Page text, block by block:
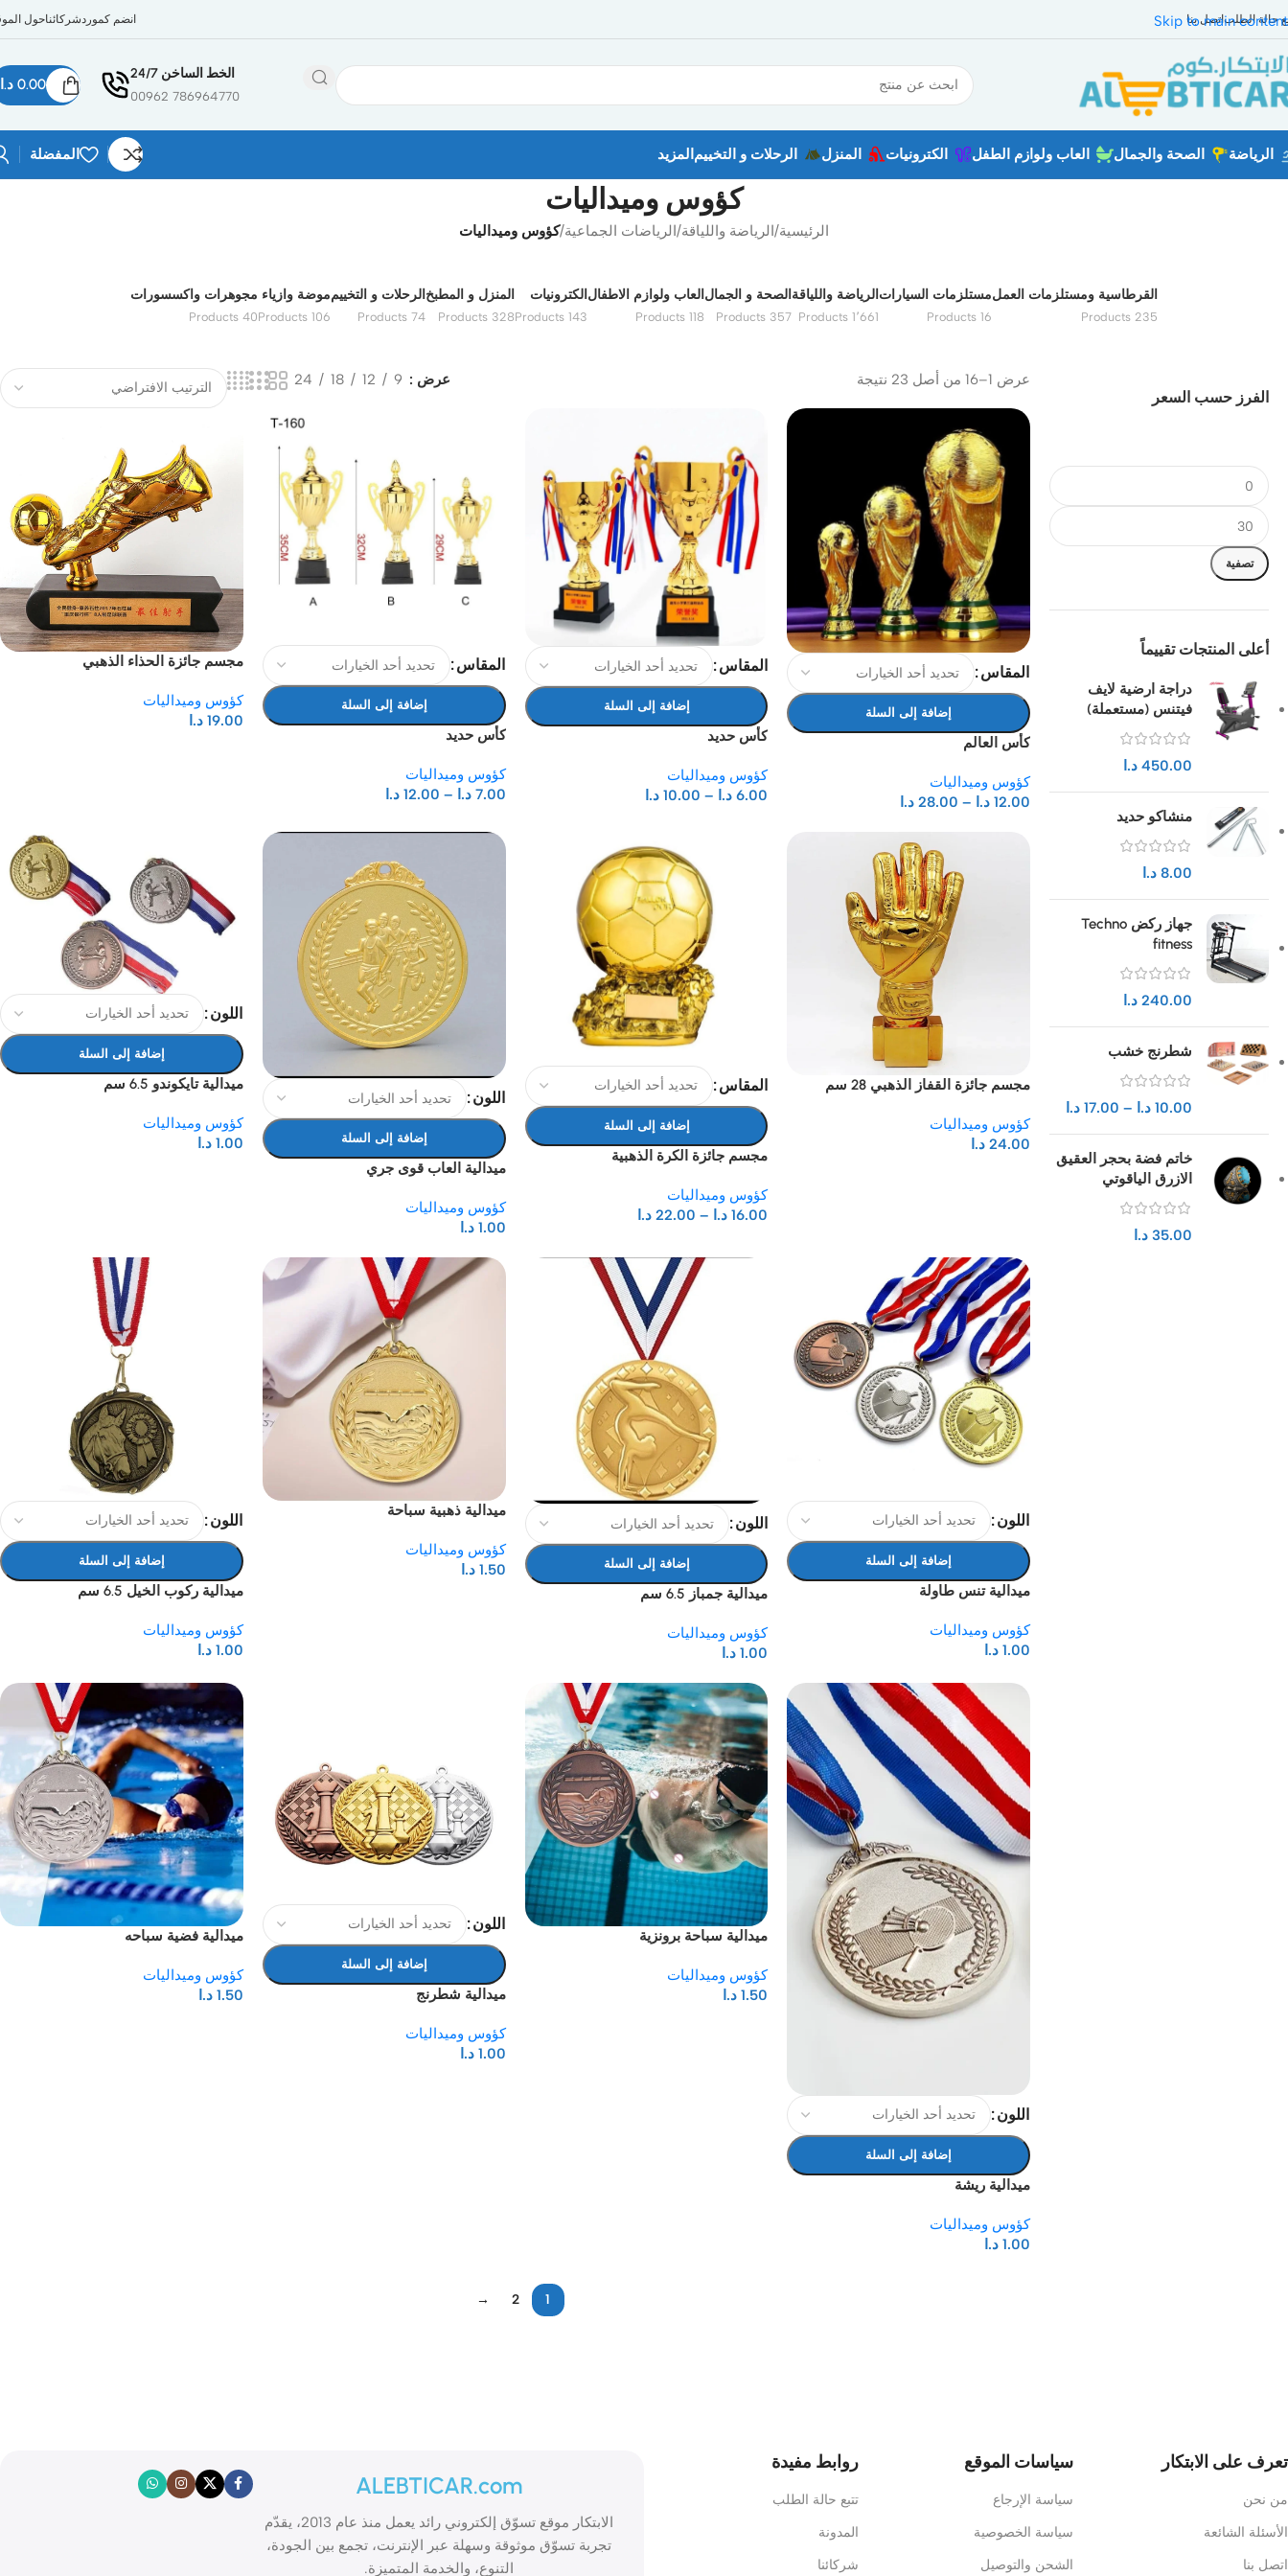
Skip to main content
حالة الطلباتصل بنا انضم كموردشركائناحول
الخط الساخن 24/7
786964770 00962
0.00 د.ا
الرياضة الصحة والجمال العاب ولوازم الطفل الكترونيات المنزل الرحلات و التخييم المزيد المفضلة
كؤوس وميداليات
الرئيسية/الرياضة واللياقة/الرياضات الجماعية/كؤوس وميداليات
القرطاسية ومستلزمات العمل
235 Products
مستلزمات السيارات
16 Products
الرياضة واللياقة
1٬661 Products
الصحة و الجمال
357 Products
العاب ولوازم الاطفال
118 Products
الكترونيات
143 Products
المنزل و المطبخ
328 Products
الرحلات و التخييم
74 Products
موضة وازياء
106 Products
مجوهرات واكسسورات
40 Products
الفرز حسب السعر
تصفية
أعلى المنتجات تقييماً
دراجة ارضية لايف
فيتنس (مستعملة)
450.00 د.ا
منشاكو حديد
8.00 د.ا
جهاز ركض Techno
fitness
240.00 د.ا
شطرنج خشب
10.00 د.ا –
17.00 د.ا
خاتم فضة بحجر العقيق
الازرق الياقوتي
35.00 د.ا
عرض 1–16 من أصل 23 نتيجة عرض 9
12
18
24
المقاس
إضافة إلى السلة
كأس العالم
كؤوس وميداليات
12.00 د.ا –
28.00 د.ا
المقاس
إضافة إلى السلة
كأس حديد
كؤوس وميداليات
6.00 د.ا –
10.00 د.ا
المقاس
إضافة إلى السلة
كأس حديد
كؤوس وميداليات
7.00 د.ا –
12.00 د.ا
مجسم جائزة الحذاء الذهبي
كؤوس وميداليات
19.00 د.ا
مجسم جائزة القفاز الذهبي 28 سم
كؤوس وميداليات
24.00 د.ا
المقاس
إضافة إلى السلة
مجسم جائزة الكرة الذهبية
كؤوس وميداليات
16.00 د.ا –
22.00 د.ا
اللون
إضافة إلى السلة
ميدالية العاب قوى جري
كؤوس وميداليات
1.00 د.ا
اللون
إضافة إلى السلة
ميدالية تايكوندو 6.5 سم
كؤوس وميداليات
1.00 د.ا
اللون
إضافة إلى السلة
ميدالية تنس طاولة
كؤوس وميداليات
1.00 د.ا
اللون
إضافة إلى السلة
ميدالية جمباز 6.5 سم
كؤوس وميداليات
1.00 د.ا
ميدالية ذهبية سباحة
كؤوس وميداليات
1.50 د.ا
اللون
إضافة إلى السلة
ميدالية ركوب الخيل 6.5 سم
كؤوس وميداليات
1.00 د.ا
اللون
إضافة إلى السلة
ميدالية ريشة
كؤوس وميداليات
1.00 د.ا
ميدالية سباحة برونزية
كؤوس وميداليات
1.50 د.ا
اللون
إضافة إلى السلة
ميدالية شطرنج
كؤوس وميداليات
1.00 د.ا
ميدالية فضية سباحه
كؤوس وميداليات
1.50 د.ا
1
2
→
تعرف على الابتكار
من نحن
الأسئلة الشائعة
اتصل بنا
سياسات الموقع
سياسة الإرجاع
سياسة الخصوصية
الشحن والتوصيل
روابط مفيدة
تتبع حالة الطلب
المدونة
شركائنا
ALEBTICAR.com
الابتكار موقع تسوّق إلكتروني رائد يعمل منذ عام 2013، يقدّم
تجربة تسوّق موثوقة وسهلة عبر الإنترنت، تجمع بين الجودة،
التنوع، والخدمة المتميزة.